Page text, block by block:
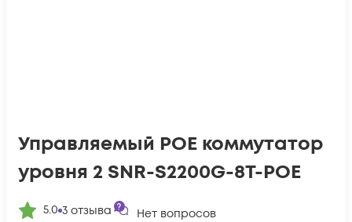
Управляемый POE коммутатор
уровня 2 SNR-S2200G-8T-POE
5.0 3 отзыва Нет вопросов